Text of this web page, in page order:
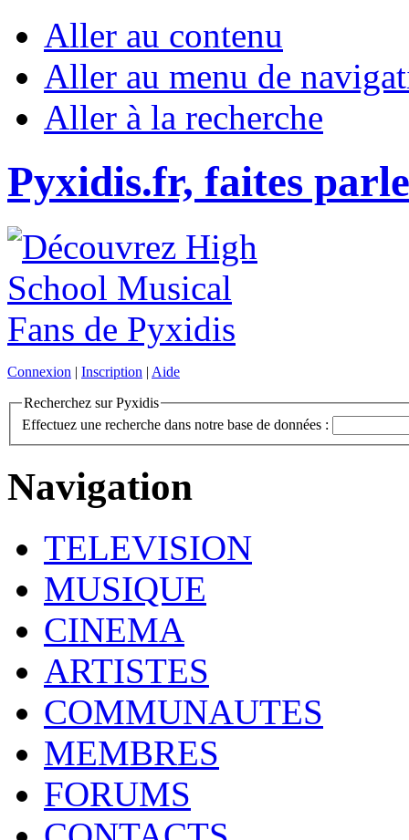
Aller au contenu
Aller au menu de
Aller à la recherche
Pyxidis.fr, faites
Connexion | Inscription | Aide
Recherchez sur Pyxidis
Effectuez une recherche dans notre base de données :
Navigation
TELEVISION
MUSIQUE
CINEMA
ARTISTES
COMMUNAUTES
MEMBRES
FORUMS